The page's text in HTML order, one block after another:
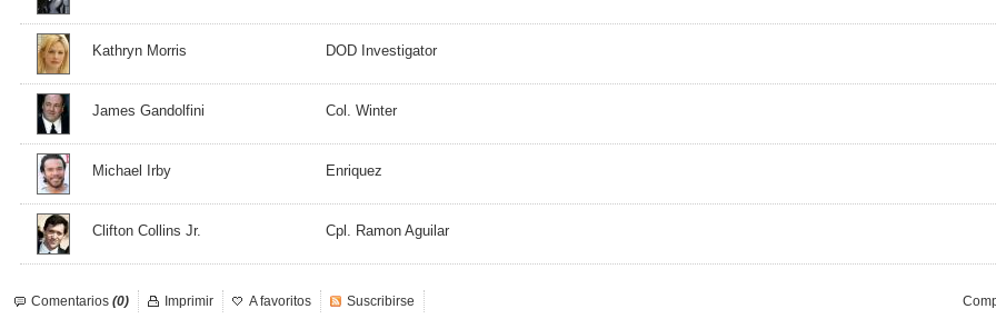
Kathryn Morris DOD Investigator
James Gandolfini Col. Winter
Michael Irby Enriquez
Clifton Collins Jr. Cpl. Ramon Aguilar
Comentarios (0) Imprimir A favoritos Suscribirse